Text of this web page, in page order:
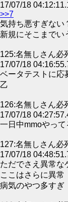
17/07/18
>>7
気持ち悪すぎない
新規にそこまでい
125:名無しさん必
17/07/18
ベータテストに応
乙
126:名無しさん必
17/07/18
一日中mmoやっ
127:名無しさん必
17/07/18
ただでさえ異常な
ここはさらに異常
病気のやつ多すぎ